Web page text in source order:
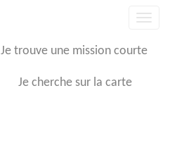
Je trouve une mission courte
Je cherche sur la carte